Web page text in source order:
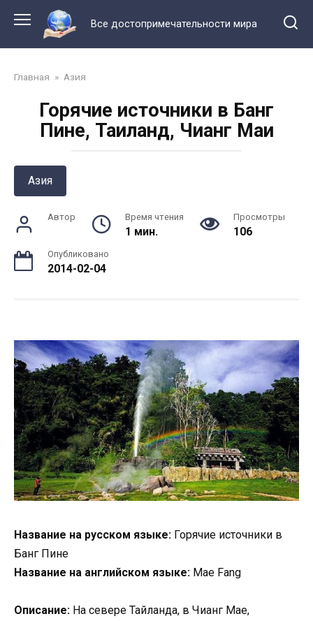
контенту
Все достопримечательности мира
Главная » Азия
Горячие источники в Банг
Пине, Таиланд, Чианг Маи
Азия
Автор Время чтения
1 мин.
Просмотры
106
Опубликовано
2014-02-04
Название на русском языке: Горячие источники в
Банг Пине
Название на английском языке: Mae Fang
Описание: На севере Тайланда, в Чианг Мае,